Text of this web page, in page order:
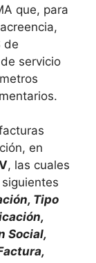
que, para
de
servicio
en
, las cuales
Tipo
Social,